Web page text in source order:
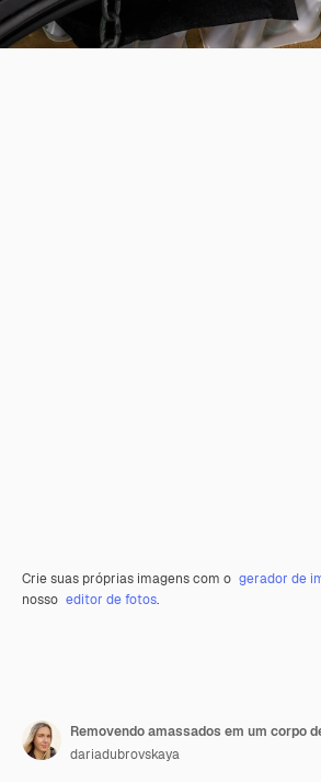
Crie suas próprias imagens com o gerador de
nosso editor de fotos.
Removendo amassados em um corpo
dariadubrovskaya